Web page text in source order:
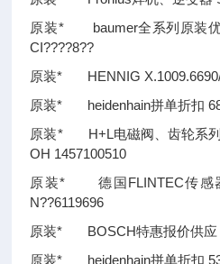
原装* baumer全系列原装
CI????8??
原装* HENNIG
原装* heidenhain拼单折扣
原装* H+L电磁阀、齿轮系
OH 1457100510
原装* 德国FLINTEC传感
N??6119696
原装* BOSCH特惠报价供应
原装* heidenhain拼单折扣